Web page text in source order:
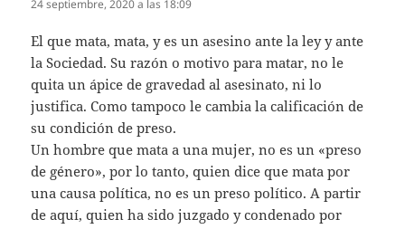
24 septiembre, 2020 a las 18:09
El que mata, mata, y es un asesino ante la ley y ante
la Sociedad. Su razón o motivo para matar, no le
quita un ápice de gravedad al asesinato, ni lo
justifica. Como tampoco le cambia la calificación de
su condición de preso.
Un hombre que mata a una mujer, no es un «preso
de género», por lo tanto, quien dice que mata por
una causa política, no es un preso político. A partir
de aquí, quien ha sido juzgado y condenado por